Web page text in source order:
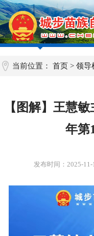
当前位置：首页 >领导
【图解】王慧
年第
发布时间： 2025-11-